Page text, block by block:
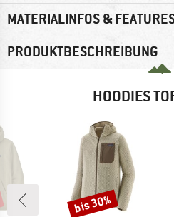
MATERIALINFOS &
PRODUKTBESCHREIBUNG
HOODIES
Rabatt
bis 30%